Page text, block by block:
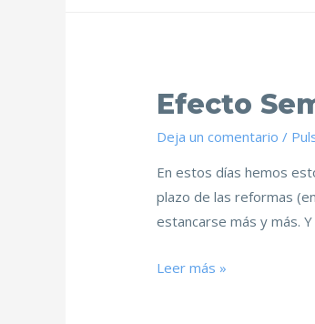
Efecto
Deja un comentario /
En estos días hemos
plazo de las reformas
estancarse más y más.
Leer más »